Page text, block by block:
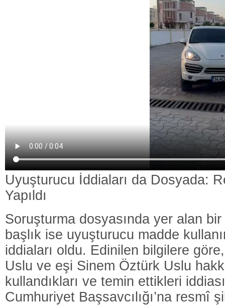
Uyuşturucu İddiaları da Dosyada:
Yapıldı
Soruşturma dosyasında yer alan
başlık ise uyuşturucu madde
iddiaları oldu. Edinilen bilgilere
Uslu ve eşi Sinem Öztürk Uslu
kullandıkları ve temin ettikleri
Cumhuriyet Başsavcılığı’na resmî